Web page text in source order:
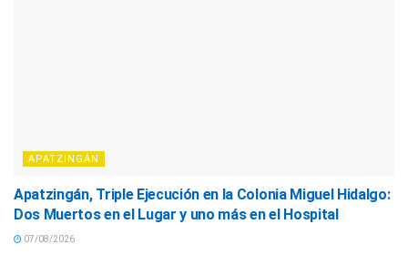
APATZINGÁN
Apatzingán, Triple Ejecución en la Colonia Miguel Hidalgo:
Dos Muertos en el Lugar y uno más en el Hospital
07/08/2026